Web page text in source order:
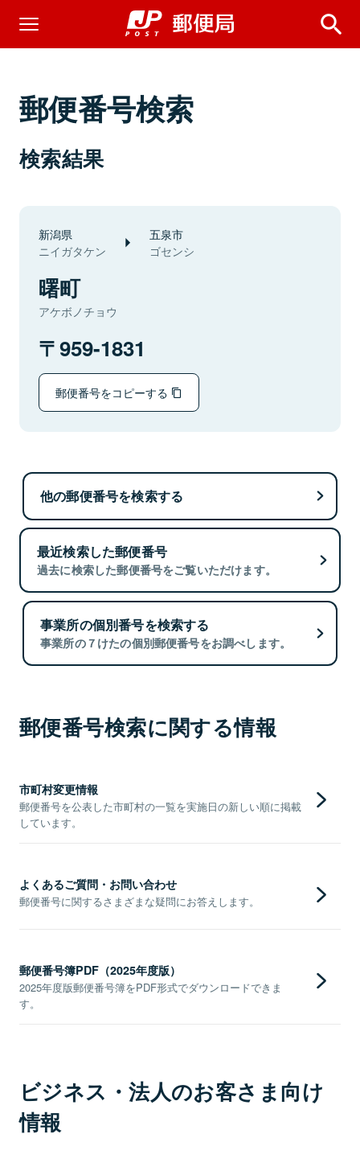
郵便番号検索
検索結果
新潟県
ニイガタケン
五泉市
ゴセンシ
曙町
アケボノチョウ
959-1831
郵便番号をコピーする
他の郵便番号を検索する
最近検索した郵便番号
過去に検索した郵便番号をご覧いただけます。
事業所の個別番号を検索する
事業所の７けたの個別郵便番号をお調べします。
郵便番号検索に関する情報
市町村変更情報
郵便番号を公表した市町村の一覧を実施日の新しい順に掲載
しています。
よくあるご質問・お問い合わせ
郵便番号に関するさまざまな疑問にお答えします。
郵便番号簿PDF（2025年度版）
2025年度版郵便番号簿をPDF形式でダウンロードできま
す。
ビジネス・法人のお客さま向け
情報